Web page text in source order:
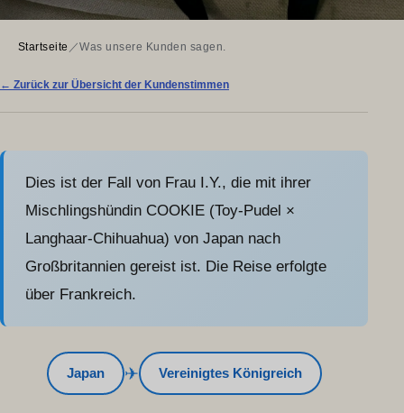
Startseite ／Was unsere Kunden sagen.
← Zurück zur Übersicht der Kundenstimmen
Dies ist der Fall von Frau I.Y., die mit ihrer
Mischlingshündin COOKIE (Toy-Pudel ×
Langhaar-Chihuahua) von Japan nach
Großbritannien gereist ist. Die Reise erfolgte
über Frankreich.
Japan ✈ Vereinigtes Königreich